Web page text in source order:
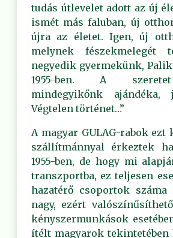
tudás útlevelet adott az új
ismét más faluban, új
újra az életet. Igen, új
melynek fészekmelegét
negyedik gyermekünk,
1955-ben. A
mindegyikőnk ajándéka,
Végtelen történet…”
A magyar GULAG-rabok ezt
szállítmánnyal érkeztek
1955-ben, de hogy mi
transzportba, ez teljesen
hazatérő csoportok
nagy, ezért
kényszermunkások
ítélt magyarok tekintetében